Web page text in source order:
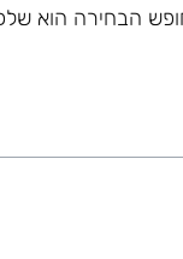
הבחירה הוא